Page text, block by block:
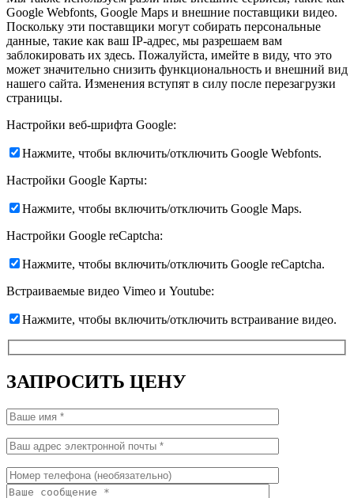
Google Webfonts, Google Maps и внешние поставщики видео.
Поскольку эти поставщики могут собирать персональные
данные, такие как ваш IP-адрес, мы разрешаем вам
заблокировать их здесь. Пожалуйста, имейте в виду, что это
может значительно снизить функциональность и внешний вид
нашего сайта. Изменения вступят в силу после перезагрузки
страницы.
Настройки веб-шрифта Google:
Нажмите, чтобы включить/отключить Google Webfonts.
Настройки Google Карты:
Нажмите, чтобы включить/отключить Google Maps.
Настройки Google reCaptcha:
Нажмите, чтобы включить/отключить Google reCaptcha.
Встраиваемые видео Vimeo и Youtube:
Нажмите, чтобы включить/отключить встраивание видео.
ЗАПРОСИТЬ ЦЕНУ